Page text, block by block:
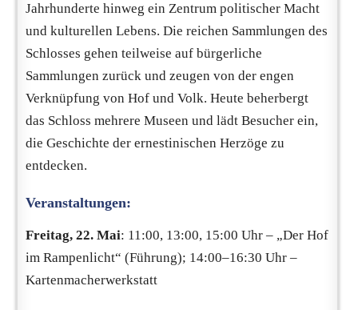
Jahrhunderte hinweg ein Zentrum politischer Macht
und kulturellen Lebens. Die reichen Sammlungen des
Schlosses gehen teilweise auf bürgerliche
Sammlungen zurück und zeugen von der engen
Verknüpfung von Hof und Volk. Heute beherbergt
das Schloss mehrere Museen und lädt Besucher ein,
die Geschichte der ernestinischen Herzöge zu
entdecken.
Veranstaltungen:
Freitag, 22. Mai: 11:00, 13:00, 15:00 Uhr – „Der Hof
im Rampenlicht“ (Führung); 14:00–16:30 Uhr –
Kartenmacherwerkstatt